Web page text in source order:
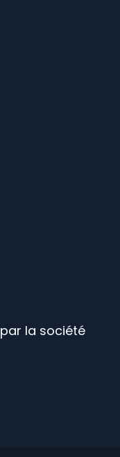
par la société